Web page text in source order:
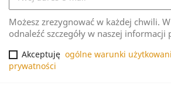
Możesz zrezygnować w każdej chwili.
odnaleźć szczegóły w naszej informacji
Akceptuję ogólne warunki
prywatności